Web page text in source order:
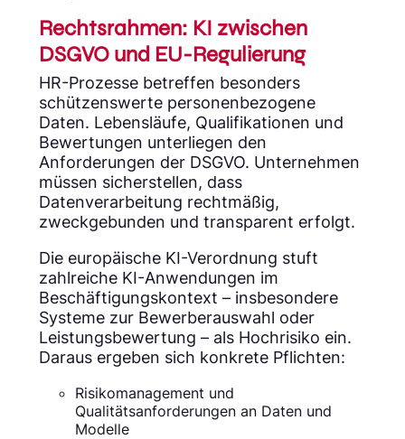
Rechtsrahmen: KI zwischen
DSGVO und EU-Regulierung
HR-Prozesse betreffen besonders
schützenswerte personenbezogene
Daten. Lebensläufe, Qualifikationen und
Bewertungen unterliegen den
Anforderungen der DSGVO. Unternehmen
müssen sicherstellen, dass
Datenverarbeitung rechtmäßig,
zweckgebunden und transparent erfolgt.
Die europäische KI-Verordnung stuft
zahlreiche KI-Anwendungen im
Beschäftigungskontext – insbesondere
Systeme zur Bewerberauswahl oder
Leistungsbewertung – als Hochrisiko ein.
Daraus ergeben sich konkrete Pflichten:
Risikomanagement und
Qualitätsanforderungen an Daten und
Modelle